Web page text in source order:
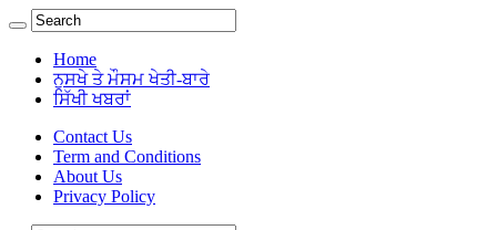
Home
ਨੁਸਖੇ ਤੇ ਮੌਸਮ ਖੇਤੀ-ਬਾਰੇ
ਸਿੱਖੀ ਖਬਰਾਂ
Contact Us
Term and Conditions
About Us
Privacy Policy